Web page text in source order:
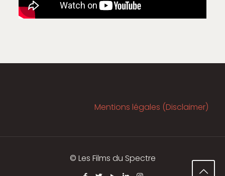
Mentions légales (Disclaimer)
© Les Films du Spectre